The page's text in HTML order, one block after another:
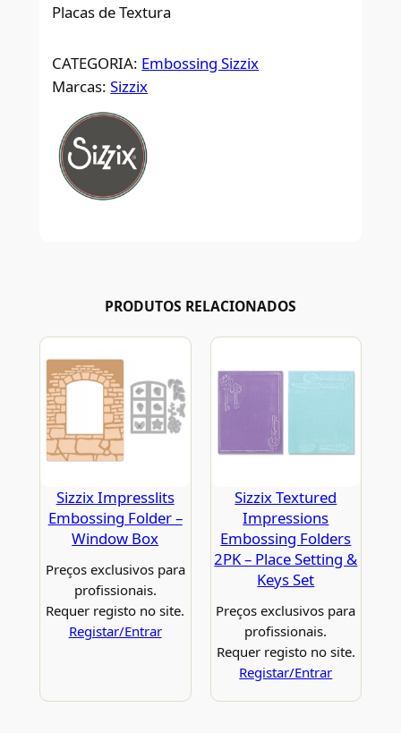
Placas de Textura
CATEGORIA: Embossing Sizzix
Marcas:Sizzix
PRODUTOS RELACIONADOS
Sizzix Impresslits
Embossing Folder –
Window Box
Preços exclusivos para
profissionais.
Requer registo no site.
Registar/Entrar
Sizzix Textured
Impressions
Embossing Folders
2PK – Place Setting &
Keys Set
Preços exclusivos para
profissionais.
Requer registo no site.
Registar/Entrar